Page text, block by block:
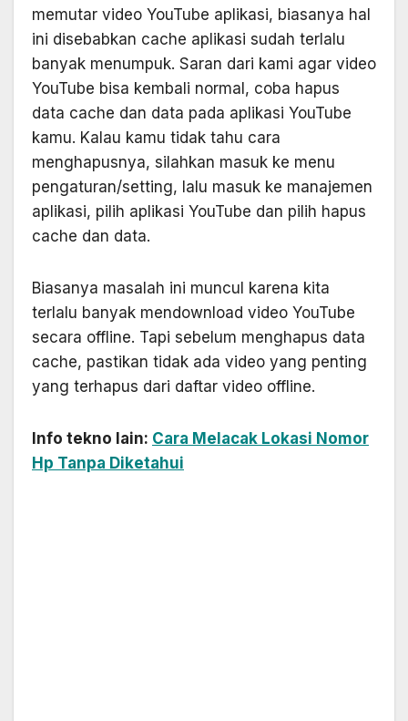
memutar video YouTube aplikasi, biasanya hal
ini disebabkan cache aplikasi sudah terlalu
banyak menumpuk. Saran dari kami agar video
YouTube bisa kembali normal, coba hapus
data cache dan data pada aplikasi YouTube
kamu. Kalau kamu tidak tahu cara
menghapusnya, silahkan masuk ke menu
pengaturan/setting, lalu masuk ke manajemen
aplikasi, pilih aplikasi YouTube dan pilih hapus
cache dan data.
Biasanya masalah ini muncul karena kita
terlalu banyak mendownload video YouTube
secara offline. Tapi sebelum menghapus data
cache, pastikan tidak ada video yang penting
yang terhapus dari daftar video offline.
Info tekno lain: Cara Melacak Lokasi Nomor
Hp Tanpa Diketahui